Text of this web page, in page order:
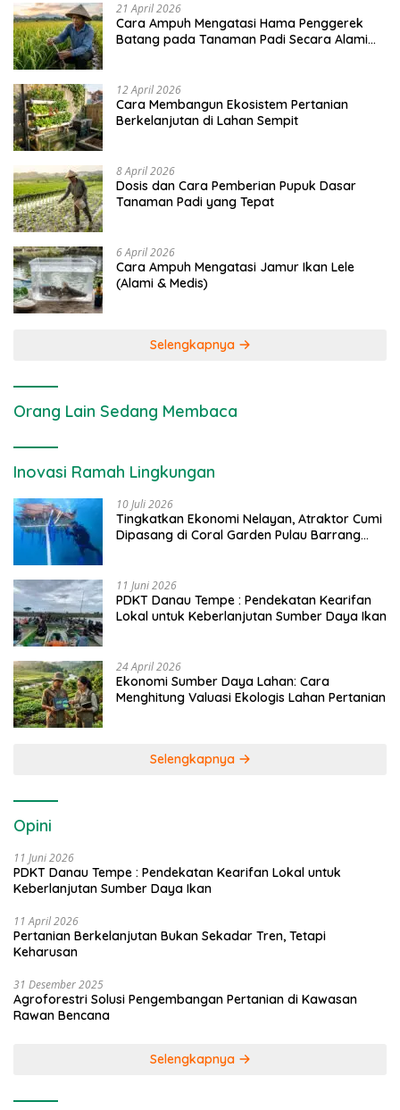
21 April 2026
Cara Ampuh Mengatasi Hama Penggerek
Batang pada Tanaman Padi Secara Alami
12 April 2026
Cara Membangun Ekosistem Pertanian
Berkelanjutan di Lahan Sempit
8 April 2026
Dosis dan Cara Pemberian Pupuk Dasar
Tanaman Padi yang Tepat
6 April 2026
Cara Ampuh Mengatasi Jamur Ikan Lele
(Alami & Medis)
Selengkapnya
Orang Lain Sedang Membaca
Inovasi Ramah Lingkungan
10 Juli 2026
Tingkatkan Ekonomi Nelayan, Atraktor Cumi
Dipasang di Coral Garden Pulau Barrang
11 Juni 2026
PDKT Danau Tempe : Pendekatan Kearifan
Lokal untuk Keberlanjutan Sumber Daya Ikan
24 April 2026
Ekonomi Sumber Daya Lahan: Cara
Menghitung Valuasi Ekologis Lahan Pertanian
Selengkapnya
Opini
11 Juni 2026
PDKT Danau Tempe : Pendekatan Kearifan Lokal untuk
Keberlanjutan Sumber Daya Ikan
11 April 2026
Pertanian Berkelanjutan Bukan Sekadar Tren, Tetapi
Keharusan
31 Desember 2025
Agroforestri Solusi Pengembangan Pertanian di Kawasan
Rawan Bencana
Selengkapnya